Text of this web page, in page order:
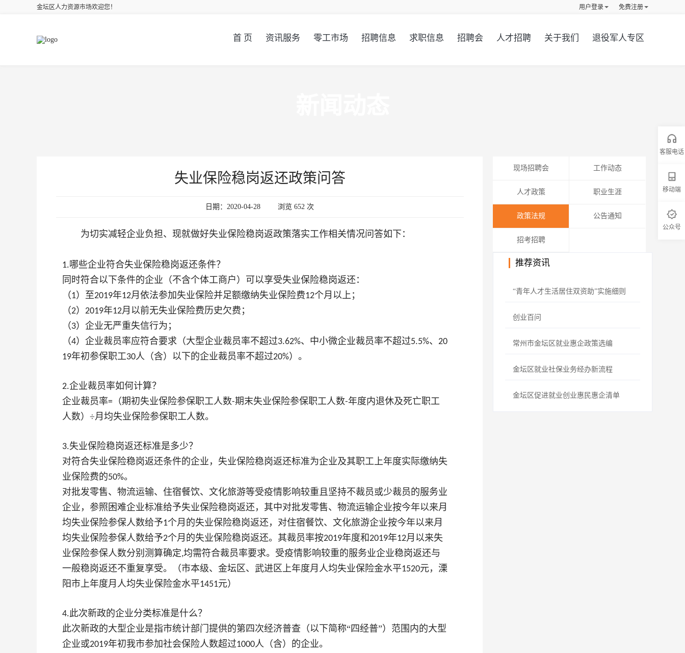
金坛区人力资源市场欢迎您！ 免费注册
用户登录
首 页 资讯服务 零工市场 招聘信息 求职信息 招聘会 人才招聘 关于我们 退役军人专区
失业保险稳岗返还政策问答
日期：2020-04-28 浏览 652 次
为切实减轻企业负担、现就做好失业保险稳岗返政策落实工作相关情况问答如下：
1.哪些企业符合失业保险稳岗返还条件？
同时符合以下条件的企业（不含个体工商户）可以享受失业保险稳岗返还：
（1）至2019年12月依法参加失业保险并足额缴纳失业保险费12个月以上；
（2） 2019年12月以前无失业保险费历史欠费；
（3）企业无严重失信行为；
（4）企业裁员率应符合要求（大型企业裁员率不超过3.62%、中小微企业裁员率不超过5.5%、 20
19年初参保职工30人（含）以下的企业裁员率不超过20%）。
2.企业裁员率如何计算？
企业裁员率= （期初失业保险参保职工人数-期末失业保险参保职工人数-年度内退休及死亡职工
人数）÷月均失业保险参保职工人数。
3.失业保险稳岗返还标准是多少？
对符合失业保险稳岗返还条件的企业，失业保险稳岗返还标准为企业及其职工上年度实际缴纳失
业保险费的50%。
对批发零售、物流运输、住宿餐饮、文化旅游等受疫情影响较重且坚持不裁员或少裁员的服务业
企业，参照困难企业标准给予失业保险稳岗返还，其中对批发零售、物流运输企业按今年以来月
均失业保险参保人数给予1个月的失业保险稳岗返还，对住宿餐饮、文化旅游企业按今年以来月
均失业保险参保人数给予2个月的失业保险稳岗返还。其裁员率按2019年度和2019年12月以来失
业保险参保人数分别测算确定,均需符合裁员率要求。受疫情影响较重的服务业企业稳岗返还与
一般稳岗返还不重复享受。（市本级、金坛区、武进区上年度月人均失业保险金水平1520元，溧
阳市上年度月人均失业保险金水平1451元）
4.此次新政的企业分类标准是什么？
此次新政的大型企业是指市统计部门提供的第四次经济普查（以下简称“四经普”）范围内的大型
企业或2019年初我市参加社会保险人数超过1000人（含）的企业。
现场招聘会 工作动态
人才政策 职业生涯
政策法规 公告通知
招考招聘
推荐资讯
“青年人才生活居住双资助”实施细则
创业百问
常州市金坛区就业惠企政策选编
金坛区就业社保业务经办新流程
金坛区促进就业创业惠民惠企清单
客服电话
移动端
公众号